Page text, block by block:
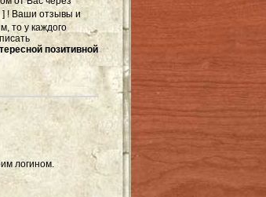
] ! Ваши отзывы и
то у каждого
позитивной
логином.